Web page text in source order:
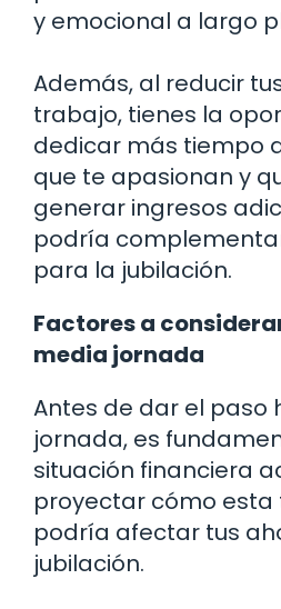
y emocional a largo
Además, al reducir
trabajo, tienes la
dedicar más tiempo
que te apasionan y
generar ingresos
podría
para la jubilación.
Factores a
media jornada
Antes de dar el paso
jornada, es
situación financiera
proyectar cómo esta
podría afectar tus
jubilación.